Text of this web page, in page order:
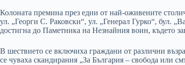
Колоната премина през едни от най-оживените
ул. „Георги С. Раковски“, ул. „Генерал Гурко“, бул.
достигна до Паметника на Незнайния воин, където
В шествието се включиха граждани от различни
се чуваха скандирания „За България – свобода или